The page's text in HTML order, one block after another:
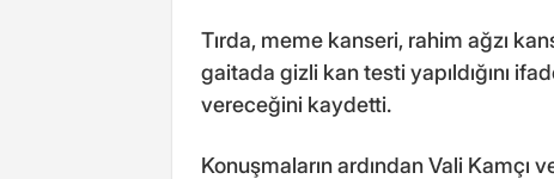
Tırda, meme kanseri, rahim ağzı
gaitada gizli kan testi yapıldığını
vereceğini kaydetti.
Konuşmaların ardından Vali Kamçı